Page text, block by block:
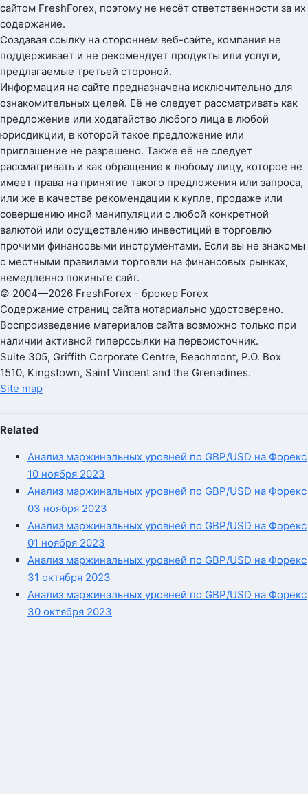
сайтом FreshForex, поэтому не несёт ответственности за их
содержание.
Создавая ссылку на стороннем веб-сайте, компания не
поддерживает и не рекомендует продукты или услуги,
предлагаемые третьей стороной.
Информация на сайте предназначена исключительно для
ознакомительных целей. Её не следует рассматривать как
предложение или ходатайство любого лица в любой
юрисдикции, в которой такое предложение или
приглашение не разрешено. Также её не следует
рассматривать и как обращение к любому лицу, которое не
имеет права на принятие такого предложения или запроса,
или же в качестве рекомендации к купле, продаже или
совершению иной манипуляции с любой конкретной
валютой или осуществлению инвестиций в торговлю
прочими финансовыми инструментами. Если вы не знакомы
с местными правилами торговли на финансовых рынках,
немедленно покиньте сайт.
© 2004—2026 FreshForex - брокер Forex
Содержание страниц сайта нотариально удостоверено.
Воспроизведение материалов сайта возможно только при
наличии активной гиперссылки на первоисточник.
Suite 305, Griffith Corporate Centre, Beachmont, P.O. Box
1510, Kingstown, Saint Vincent and the Grenadines.
Site map
Related
Анализ маржинальных уровней по GBP/USD на Форекс
10 ноября 2023
Анализ маржинальных уровней по GBP/USD на Форекс
03 ноября 2023
Анализ маржинальных уровней по GBP/USD на Форекс
01 ноября 2023
Анализ маржинальных уровней по GBP/USD на Форекс
31 октября 2023
Анализ маржинальных уровней по GBP/USD на Форекс
30 октября 2023